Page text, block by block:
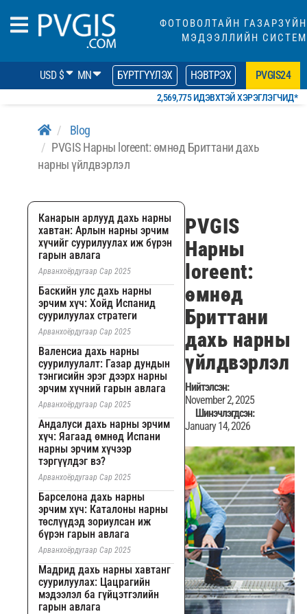
ФОТОВОЛТАЙН ГАЗАРЗҮЙН
МЭДЭЭЛЛИЙН СИСТЕМ
USD $ MN БҮРТГҮҮЛЭХ НЭВТРЭХ PVGIS24
2,569,775 ИДЭВХТЭЙ ХЭРЭГЛЭГЧИД*
Blog
PVGIS Нарны loreent: өмнөд Бриттани дахь
нарны үйлдвэрлэл
Канарын арлууд дахь нарны
хавтан: Арлын нарны эрчим
хүчийг суурилуулах иж бүрэн
гарын авлага
Арванхоёрдугаар Сар 2025
Баскийн улс дахь нарны
эрчим хүч: Хойд Испанид
суурилуулах стратеги
Арванхоёрдугаар Сар 2025
Валенсиа дахь нарны
суурилуулалт: Газар дундын
тэнгисийн эрэг дээрх нарны
эрчим хүчний гарын авлага
Арванхоёрдугаар Сар 2025
Андалуси дахь нарны эрчим
хүч: Яагаад өмнөд Испани
нарны эрчим хүчээр
тэргүүлдэг вэ?
Арванхоёрдугаар Сар 2025
Барселона дахь нарны
эрчим хүч: Каталоны нарны
төслүүдэд зориулсан иж
бүрэн гарын авлага
Арванхоёрдугаар Сар 2025
Мадрид дахь нарны хавтанг
суурилуулах: Цацрагийн
мэдээлэл ба гүйцэтгэлийн
гарын авлага
PVGIS
Нарны
loreent:
өмнөд
Бриттани
дахь нарны
үйлдвэрлэл
Нийтэлсэн:
November 2, 2025
Шинэчлэгдсэн:
January 14, 2026